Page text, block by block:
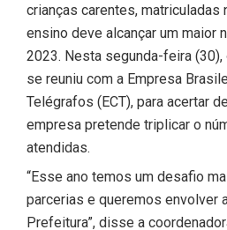
crianças carentes, matriculadas
ensino deve alcançar um maior
2023. Nesta segunda-feira (30),
se reuniu com a Empresa
Telégrafos (ECT), para acertar
empresa pretende triplicar o
atendidas.
“Esse ano temos um desafio
parcerias e queremos envolver
Prefeitura”, disse a